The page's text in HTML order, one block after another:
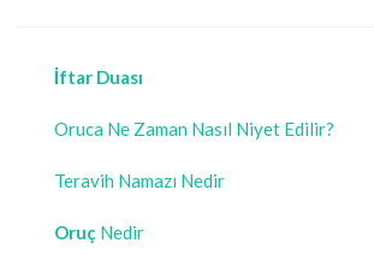
İftar Duası
Oruca Ne Zaman Nasıl Niyet Edilir?
Teravih Namazı Nedir
Oruç Nedir